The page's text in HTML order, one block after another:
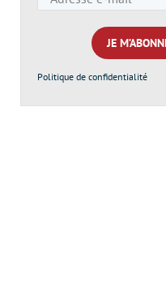
e-
mail
*
Politique de confidentialité